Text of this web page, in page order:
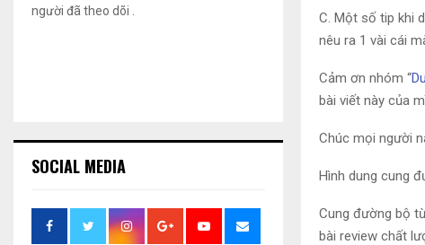
C. Một số tip khi
nêu ra 1 vài cái
Cảm ơn nhóm “
bài viết này của
Chúc mọi người
Hình dung cung
Cung đường bộ
bài review chất
người đã theo dõi .
SOCIAL MEDIA